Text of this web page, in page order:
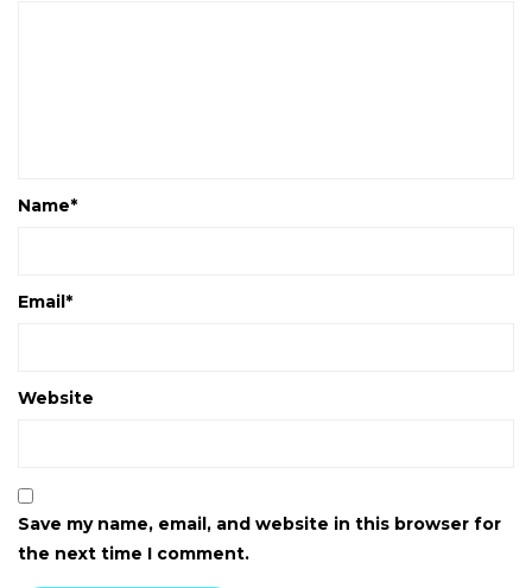
Name*
Email*
Website
Save my name, email, and website in this browser for
the next time I comment.